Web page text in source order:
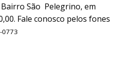
Bairro São Pelegrino, em
Fale conosco pelos fones
0773